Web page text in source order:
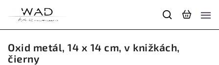
Oxid metál, 14 x 14 cm, v knižkách,
čierny